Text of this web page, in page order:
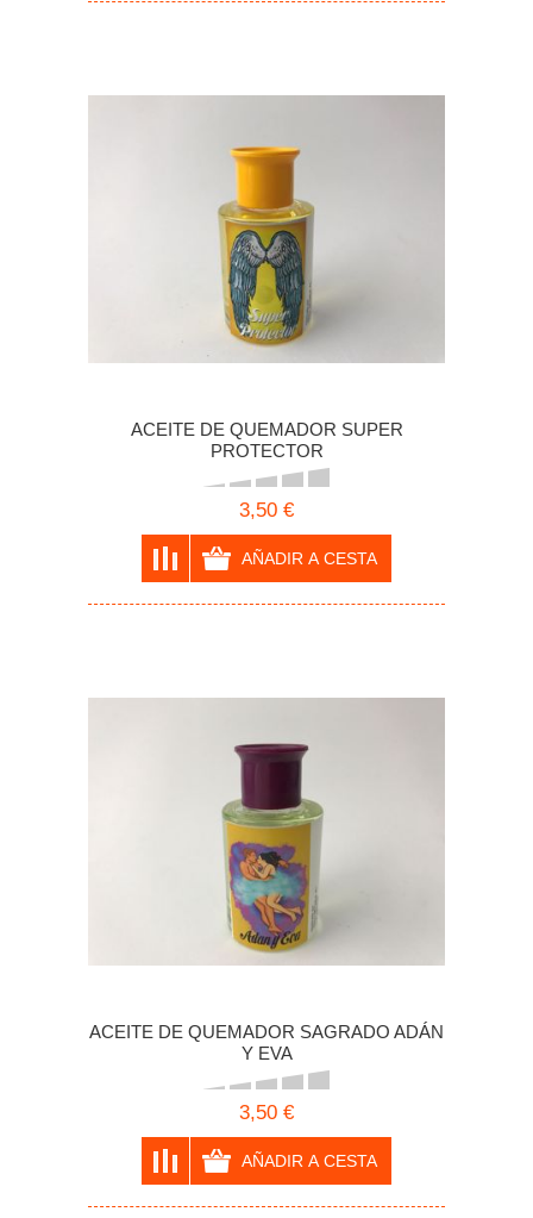
ACEITE DE QUEMADOR SUPER
PROTECTOR
3,50 €
ACEITE DE QUEMADOR SAGRADO ADÁN
Y EVA
3,50 €